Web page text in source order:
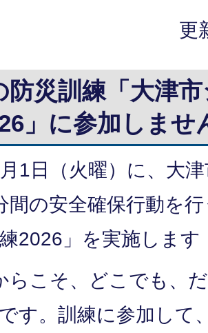
更
防災訓練「大津
」に参加しませ
1日（火曜）に、大
間の安全確保行動を
2026」を実施します
らこそ、どこでも、
す。訓練に参加して